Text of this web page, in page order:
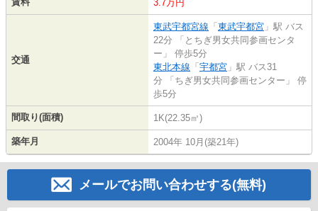
3.7万円
交通
東武宇都宮線 「東武宇都宮 」駅 バス
22分 「とちぎ男女共同参画センタ
ー」 停歩5分
東北本線 「宇都宮 」駅 バス31
分 「ちぎ男女共同参画センター」 停
歩5分
間取り(面積) 1K(22.35㎡)
築年月 2004年 10月(築21年)
メールでお問い合わせする(無料)